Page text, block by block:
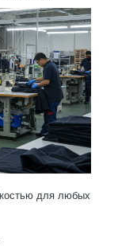
для любых